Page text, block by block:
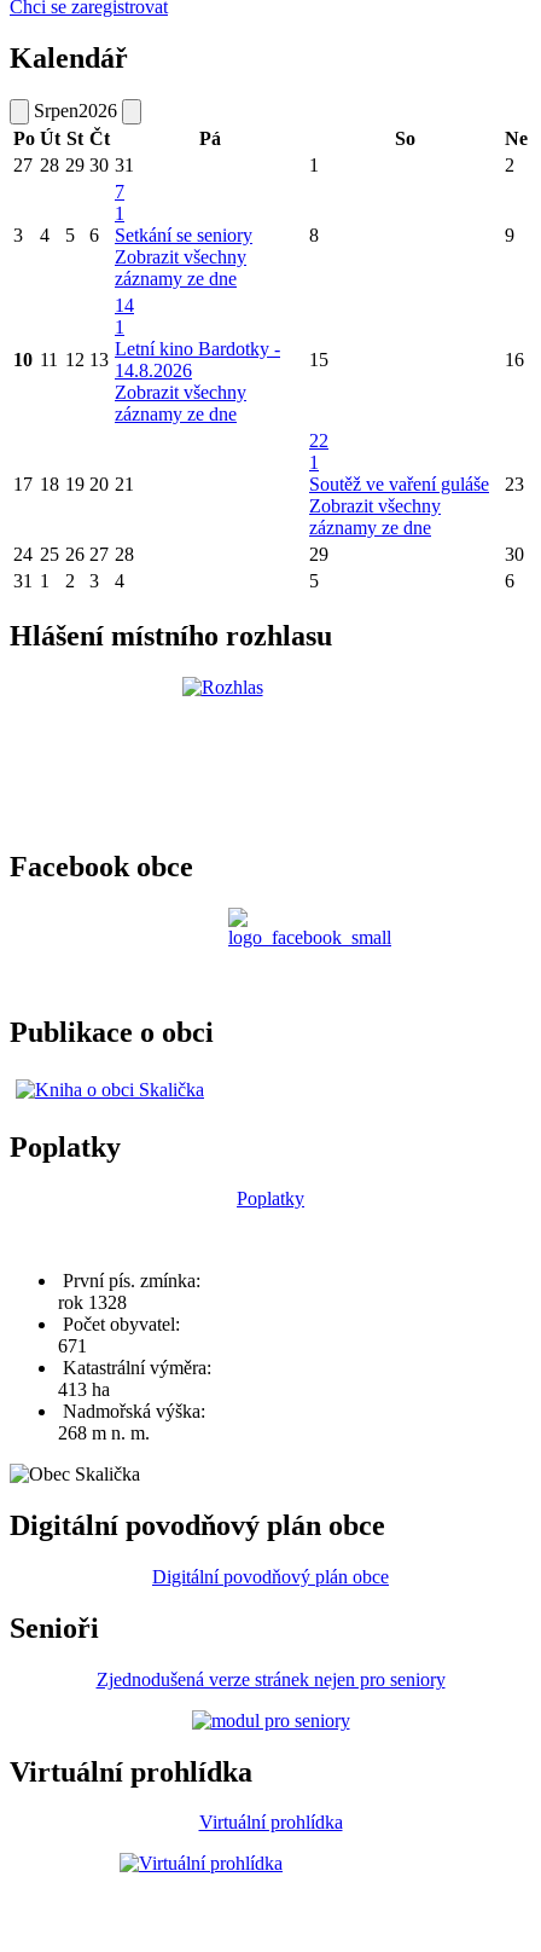
Chci se zaregistrovat
Kalendář
Srpen2026
Po Út St Čt Pá So
Ne
27 28 29 30 31 1 2
3 4 5 6
7
1
Setkání se seniory
Zobrazit všechny
záznamy ze dne
8 9
10 11 12 13
14
1
Letní kino Bardotky -
14.8.2026
Zobrazit všechny
záznamy ze dne
15 16
17 18 19 20 21
22
1
Soutěž ve vaření guláše
Zobrazit všechny
záznamy ze dne
23
24 25 26 27 28 29
30
31 1 2 3 4 5 6
Hlášení místního rozhlasu
Facebook obce
Publikace o obci
Poplatky
Poplatky
První pís. zmínka:
rok 1328
Počet obyvatel:
671
Katastrální výměra:
413 ha
Nadmořská výška:
268 m n. m.
Digitální povodňový plán obce
Digitální povodňový plán obce
Senioři
Zjednodušená verze stránek nejen pro seniory
Virtuální prohlídka
Virtuální prohlídka